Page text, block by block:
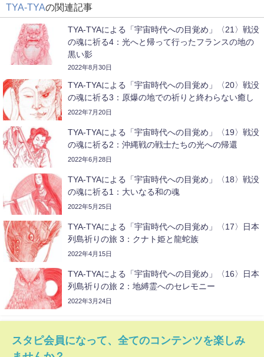
TYA-TYAの関連記事
TYA-TYAによる「宇宙時代への目覚め」〈21〉戦没
の魂に祈る4：光へと帰って行ったフランスの地の
黒い影
2022年8月30日
TYA-TYAによる「宇宙時代への目覚め」〈20〉戦没
の魂に祈る3：原爆の地での祈りと終わらない癒し
2022年7月20日
TYA-TYAによる「宇宙時代への目覚め」〈19〉戦没
の魂に祈る2：沖縄戦の戦士たちの光への帰還
2022年6月28日
TYA-TYAによる「宇宙時代への目覚め」〈18〉戦没
の魂に祈る1：大いなる和の魂
2022年5月25日
TYA-TYAによる「宇宙時代への目覚め」〈17〉日本
列島祈りの旅 3：クナト姫と龍蛇族
2022年4月15日
TYA-TYAによる「宇宙時代への目覚め」〈16〉日本
列島祈りの旅 2：地縛霊へのセレモニー
2022年3月24日
スタピ会員になって、全てのコンテンツを楽しみ